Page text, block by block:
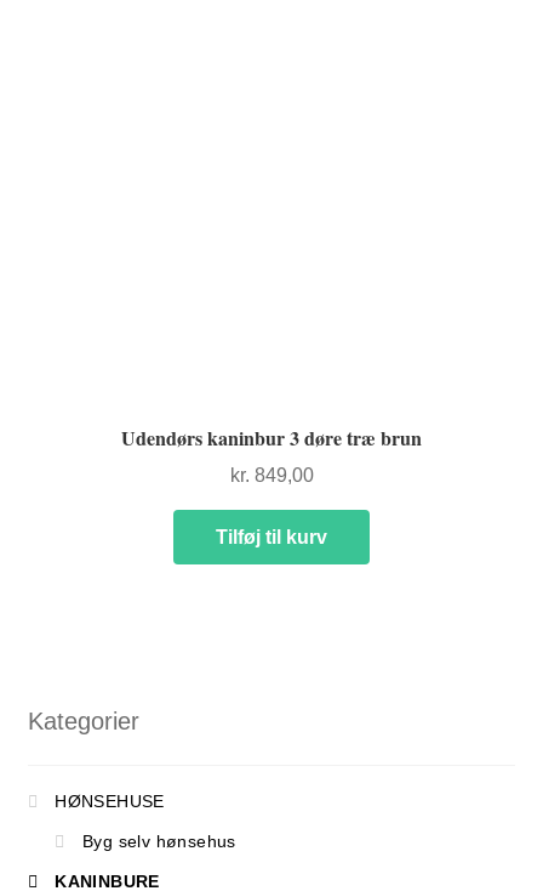
Udendørs kaninbur 3 døre træ brun
kr. 849,00
Tilføj til kurv
Kategorier
HØNSEHUSE
Byg selv hønsehus
KANINBURE